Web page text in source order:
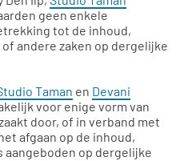
geen enkele
tot de inhoud,
andere zaken op dergelijke
Taman en Devani
voor enige vorm van
door, of in verband met
afgaan op de inhoud,
op dergelijke